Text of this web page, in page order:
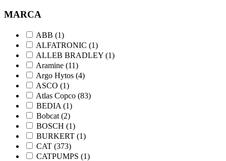
MARCA
ABB (1)
ALFATRONIC (1)
ALLEB BRADLEY (1)
Aramine (11)
Argo Hytos (4)
ASCO (1)
Atlas Copco (83)
BEDIA (1)
Bobcat (2)
BOSCH (1)
BURKERT (1)
CAT (373)
CATPUMPS (1)